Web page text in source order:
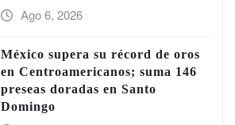
Ago 6, 2026
México supera su récord de oros
en Centroamericanos; suma 146
preseas doradas en Santo
Domingo